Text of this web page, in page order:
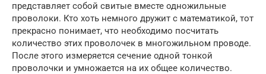
представляет собой свитые вместе одножильные
проволоки. Кто хоть немного дружит с математикой, тот
прекрасно понимает, что необходимо посчитать
количество этих проволочек в многожильном проводе.
После этого измеряется сечение одной тонкой
проволочки и умножается на их общее количество.